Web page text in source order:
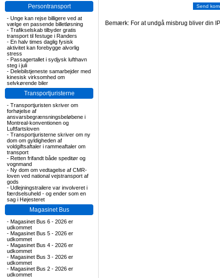
Persontransport
- Unge kan rejse billigere ved at
vælge en passende billetløsning
- Trafikselskab tilbyder gratis
transport til festuge i Randers
- En halv times daglig fysisk
aktivitet kan forebygge alvorlig
stress
- Passagertallet i sydjysk lufthavn
steg i juli
- Delebilstjeneste samarbejder med
kinesisk virksomhed om
selvkørende biler
Transportjuristerne
- Transportjuristen skriver om
forhøjelse af
ansvarsbegrænsningsbeløbene i
Montreal-konventionen og
Luftfartsloven
- Transportjuristerne skriver om ny
dom om gyldigheden af
voldgiftsaftaler i rammeaftaler om
transport
- Retten frifandt både speditør og
vognmand
- Ny dom om vedtagelse af CMR-
loven ved national vejstransport af
gods
- Udlejningstrailere var involveret i
færdselsuheld - og ender som en
sag i Højesteret
Magasinet Bus
- Magasinet Bus 6 - 2026 er
udkommet
- Magasinet Bus 5 - 2026 er
udkommet
- Magasinet Bus 4 - 2026 er
udkommet
- Magasinet Bus 3 - 2026 er
udkommet
- Magasinet Bus 2 - 2026 er
udkommet
Bemærk: For at undgå misbrug bliver din